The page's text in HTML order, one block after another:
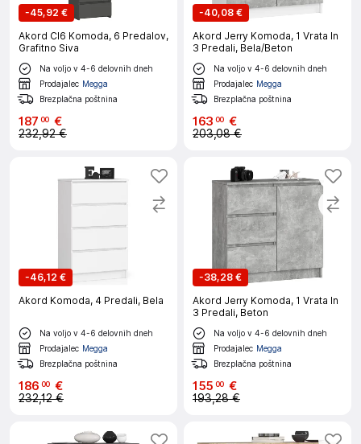
-45,92 €
Akord Cl6 Komoda, 6 Predalov,
Grafitno Siva
Na voljo v 4-6 delovnih dneh
Prodajalec Megga
Brezplačna poštnina
187 00 €
232,92 €
-40,08 €
Akord Jerry Komoda, 1 Vrata In
3 Predali, Bela/Beton
Na voljo v 4-6 delovnih dneh
Prodajalec Megga
Brezplačna poštnina
163 00 €
203,08 €
-46,12 €
Akord Komoda, 4 Predali, Bela
Na voljo v 4-6 delovnih dneh
Prodajalec Megga
Brezplačna poštnina
186 00 €
232,12 €
-38,28 €
Akord Jerry Komoda, 1 Vrata In
3 Predali, Beton
Na voljo v 4-6 delovnih dneh
Prodajalec Megga
Brezplačna poštnina
155 00 €
193,28 €